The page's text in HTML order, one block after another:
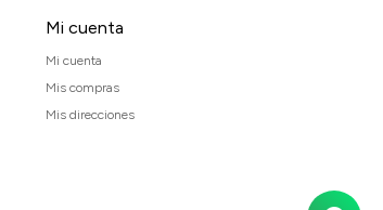
Mi cuenta
Mi cuenta
Mis compras
Mis direcciones